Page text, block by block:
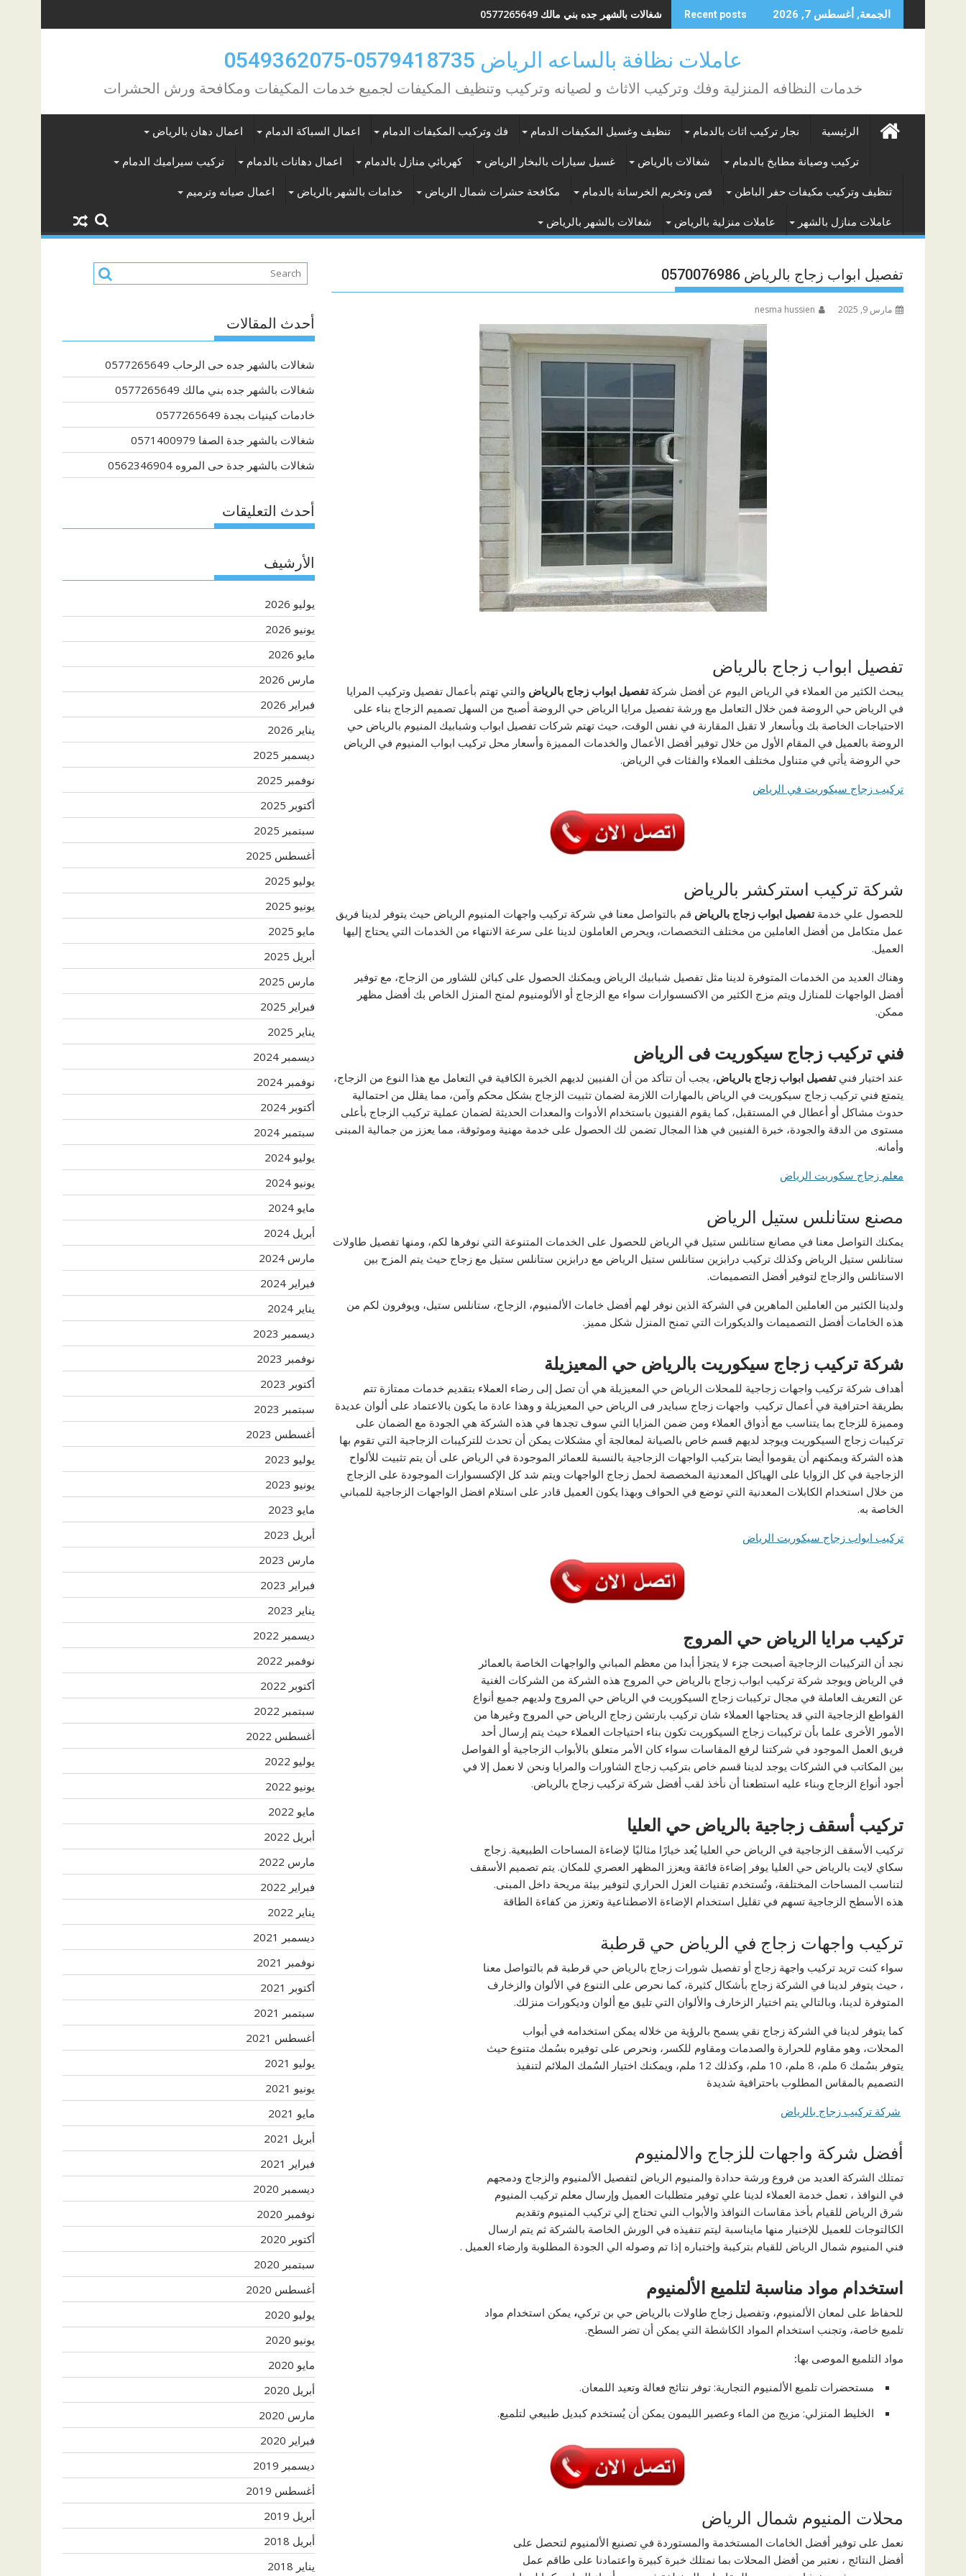
to
الجمعة, أغسطس 7, 2026 Recent posts شغالات بالشهر جده بني مالك 0577265649
عاملات نظافة بالساعه الرياض 0579418735-0549362075
خدمات النظافه المنزلية وفك وتركيب الاثاث و لصيانه وتركيب وتنظيف المكيفات لجميع خدمات المكيفات ومكافحة ورش الحشرات
الرئيسية نجار تركيب اثاث بالدمام تنظيف وغسيل المكيفات الدمام فك وتركيب المكيفات الدمام اعمال السباكة الدمام اعمال دهان بالرياض
تركيب وصيانة مطابخ بالدمام شغالات بالرياض غسيل سيارات بالبخار الرياض كهربائي منازل بالدمام اعمال دهانات بالدمام تركيب سيراميك الدمام
تنظيف وتركيب مكيفات حفر الباطن قص وتخريم الخرسانة بالدمام مكافحة حشرات شمال الرياض خدامات بالشهر بالرياض اعمال صيانه وترميم
عاملات منازل بالشهر عاملات منزلية بالرياض شغالات بالشهر بالرياض
تفصيل ابواب زجاج بالرياض 0570076986
مارس 9, 2025 nesma hussien
تفصيل ابواب زجاج بالرياض
يبحث الكثير من العملاء في الرياض اليوم عن أفضل شركةتفصيل ابواب زجاج بالرياض والتي تهتم بأعمال تفصيل وتركيب المرايا
في الرياض حي الروضة فمن خلال التعامل مع ورشة تفصيل مرايا الرياض حي الروضة أصبح من السهل تصميم الزجاج بناء على
الاحتياجات الخاصة بك وبأسعار لا تقبل المقارنة في نفس الوقت، حيث تهتم شركات تفصيل ابواب وشبابيك المنيوم بالرياض حي
الروضة بالعميل في المقام الأول من خلال توفير أفضل الأعمال والخدمات المميزة وأسعار محل تركيب ابواب المنيوم في الرياض
حي الروضة يأتي في متناول مختلف العملاء والفئات في الرياض.
تركيب زجاج سيكوريت في الرياض
شركة تركيب استركشر بالرياض
للحصول علي خدمة تفصيل ابواب زجاج بالرياض قم بالتواصل معنا في شركة تركيب واجهات المنيوم الرياض حيث يتوفر لدينا فريق
عمل متكامل من أفضل العاملين من مختلف التخصصات، ويحرص العاملون لدينا على سرعة الانتهاء من الخدمات التي يحتاج إليها
العميل.
وهناك العديد من الخدمات المتوفرة لدينا مثل تفصيل شبابيك الرياض ويمكنك الحصول على كبائن للشاور من الزجاج، مع توفير
أفضل الواجهات للمنازل ويتم مزج الكثير من الاكسسوارات سواء مع الزجاج أو الألومنيوم لمنح المنزل الخاص بك أفضل مظهر
ممكن.
فني تركيب زجاج سيكوريت فى الرياض
عند اختيار فنيتفصيل ابواب زجاج بالرياض، يجب أن تتأكد من أن الفنيين لديهم الخبرة الكافية في التعامل مع هذا النوع من الزجاج،
يتمتع فني تركيب زجاج سيكوريت في الرياض بالمهارات اللازمة لضمان تثبيت الزجاج بشكل محكم وآمن، مما يقلل من احتمالية
حدوث مشاكل أو أعطال في المستقبل، كما يقوم الفنيون باستخدام الأدوات والمعدات الحديثة لضمان عملية تركيب الزجاج بأعلى
مستوى من الدقة والجودة، خبرة الفنيين في هذا المجال تضمن لك الحصول على خدمة مهنية وموثوقة، مما يعزز من جمالية المبنى
وأمانه.
معلم زجاج سكوريت الرياض
مصنع ستانلس ستيل الرياض
يمكنك التواصل معنا في مصانع ستانلس ستيل في الرياض للحصول على الخدمات المتنوعة التي نوفرها لكم، ومنها تفصيل طاولات
ستانلس ستيل الرياض وكذلك تركيب درابزين ستانلس ستيل الرياض مع درابزين ستانلس ستيل مع زجاج حيث يتم المزج بين
الاستانلس والزجاج لتوفير أفضل التصميمات.
ولدينا الكثير من العاملين الماهرين في الشركة الذين نوفر لهم أفضل خامات الألمنيوم، الزجاج، ستانلس ستيل، ويوفرون لكم من
هذه الخامات أفضل التصميمات والديكورات التي تمنح المنزل شكل مميز.
شركة تركيب زجاج سيكوريت بالرياض حي المعيزيلة
أهداف شركة تركيب واجهات زجاجية للمحلات الرياض حي المعيزيلة هي أن تصل إلى رضاء العملاء بتقديم خدمات ممتازة تتم
بطريقة احترافية في أعمال تركيب واجهات زجاج سبايدر فى الرياض حي المعيزيلة و وهذا عادة ما يكون بالاعتماد على ألوان عديدة
ومميزة للزجاج بما يتناسب مع أذواق العملاء ومن ضمن المزايا التي سوف تجدها في هذه الشركة هي الجودة مع الضمان على
تركيبات زجاج السيكوريت ويوجد لديهم قسم خاص بالصيانة لمعالجة أي مشكلات يمكن أن تحدث للتركيبات الزجاجية التي تقوم بها
هذه الشركة ويمكنهم أن يقوموا أيضا بتركيب الواجهات الزجاجية بالنسبة للعمائر الموجودة في الرياض على أن يتم تثبيت للألواح
الزجاجية في كل الزوايا على الهياكل المعدنية المخصصة لحمل زجاج الواجهات ويتم شد كل الإكسسوارات الموجودة على الزجاج
من خلال استخدام الكابلات المعدنية التي توضع في الحواف وبهذا يكون العميل قادر على استلام افضل الواجهات الزجاجية للمباني
الخاصة به.
تركيب ابواب زجاج سيكوريت الرياض
تركيب مرايا الرياض حي المروج
نجد أن التركيبات الزجاجية أصبحت جزء لا يتجزأ أبدا من معظم المباني والواجهات الخاصة بالعمائر
في الرياض ويوجد شركة تركيب ابواب زجاج بالرياض حي المروج هذه الشركة من الشركات الغنية
عن التعريف العاملة في مجال تركيبات زجاج السيكوريت في الرياض حي المروج ولديهم جميع أنواع
القواطع الزجاجية التي قد يحتاجها العملاء شان تركيب بارتشن زجاج الرياض حي المروج وغيرها من
الأمور الأخرى علما بأن تركيبات زجاج السيكوريت تكون بناء احتياجات العملاء حيث يتم إرسال أحد
فريق العمل الموجود في شركتنا لرفع المقاسات سواء كان الأمر متعلق بالأبواب الزجاجية أو الفواصل
بين المكاتب في الشركات يوجد لدينا قسم خاص بتركيب زجاج الشاورات والمرايا ونحن لا نعمل إلا في
أجود أنواع الزجاج وبناء عليه استطعنا أن نأخذ لقب أفضل شركة تركيب زجاج بالرياض.
تركيب أسقف زجاجية بالرياض حي العليا
تركيب الأسقف الزجاجية في الرياض حي العليا يُعد خيارًا مثاليًا لإضاءة المساحات الطبيعية. زجاج
سكاي لايت بالرياض حي العليا يوفر إضاءة فائقة ويعزز المظهر العصري للمكان. يتم تصميم الأسقف
لتناسب المساحات المختلفة، وتُستخدم تقنيات العزل الحراري لتوفير بيئة مريحة داخل المبنى.
هذه الأسطح الزجاجية تسهم في تقليل استخدام الإضاءة الاصطناعية وتعزز من كفاءة الطاقة
تركيب واجهات زجاج في الرياض حي قرطبة
سواء كنت تريد تركيب واجهة زجاج أو تفصيل شورات زجاج بالرياض حي قرطبة قم بالتواصل معنا
، حيث يتوفر لدينا في الشركة زجاج بأشكال كثيرة، كما نحرص على التنوع في الألوان والزخارف
المتوفرة لدينا، وبالتالي يتم اختيار الزخارف والألوان التي تليق مع ألوان وديكورات منزلك.
كما يتوفر لدينا في الشركة زجاج نقي يسمح بالرؤية من خلاله يمكن استخدامه في أبواب
المحلات، وهو مقاوم للحرارة والصدمات ومقاوم للكسر، ونحرص على توفيره بسُمك متنوع حيث
يتوفر بسُمك 6 ملم، 8 ملم، 10 ملم، وكذلك 12 ملم، ويمكنك اختيار السُمك الملائم لتنفيذ
التصميم بالمقاس المطلوب باحترافية شديدة
شركة تركيب زجاج بالرياض
أفضل شركة واجهات للزجاج والالمنيوم
تمتلك الشركة العديد من فروع ورشة حدادة والمنيوم الرياض لتفصيل الألمنيوم والزجاج ودمجهم
في النوافذ ، تعمل خدمة العملاء لدينا علي توفير متطلبات العميل وإرسال معلم تركيب المنيوم
شرق الرياض للقيام بأخذ مقاسات النوافذ والأبواب الني تحتاج إلي تركيب المنيوم وتقديم
الكالتوجات للعميل للإخنيار منها مايناسبة ليتم تنفيذه في الورش الخاصة بالشركة ثم يتم ارسال
فني المنيوم شمال الرياض للقيام بتركيبة وإختباره إذا تم وصوله الي الجودة المطلوبة وارضاء العميل .
استخدام مواد مناسبة لتلميع الألمنيوم
للحفاظ على لمعان الألمنيوم، وتفصيل زجاج طاولات بالرياض حي بن تركي، يمكن استخدام مواد
تلميع خاصة، وتجنب استخدام المواد الكاشطة التي يمكن أن تضر السطح.
مواد التلميع الموصى بها:
مستحضرات تلميع الألمنيوم التجارية: توفر نتائج فعالة وتعيد اللمعان.
الخليط المنزلي: مزيج من الماء وعصير الليمون يمكن أن يُستخدم كبديل طبيعي لتلميع.
محلات المنيوم شمال الرياض
نعمل على توفير أفضل الخامات المستخدمة والمستوردة في تصنيع الألمنيوم لتحصل على
أفضل النتائج ، نعتبر من أفضل المحلات بما نمتلك خبرة كبيرة واعتمادنا على طاقم عمل
أحدث المقالات
شغالات بالشهر جده حى الرحاب 0577265649
شغالات بالشهر جده بني مالك 0577265649
خادمات كينيات بجدة 0577265649
شغالات بالشهر جدة الصفا 0571400979
شغالات بالشهر جدة حى المروه 0562346904
أحدث التعليقات
الأرشيف
يوليو 2026
يونيو 2026
مايو 2026
مارس 2026
فبراير 2026
يناير 2026
ديسمبر 2025
نوفمبر 2025
أكتوبر 2025
سبتمبر 2025
أغسطس 2025
يوليو 2025
يونيو 2025
مايو 2025
أبريل 2025
مارس 2025
فبراير 2025
يناير 2025
ديسمبر 2024
نوفمبر 2024
أكتوبر 2024
سبتمبر 2024
يوليو 2024
يونيو 2024
مايو 2024
أبريل 2024
مارس 2024
فبراير 2024
يناير 2024
ديسمبر 2023
نوفمبر 2023
أكتوبر 2023
سبتمبر 2023
أغسطس 2023
يوليو 2023
يونيو 2023
مايو 2023
أبريل 2023
مارس 2023
فبراير 2023
يناير 2023
ديسمبر 2022
نوفمبر 2022
أكتوبر 2022
سبتمبر 2022
أغسطس 2022
يوليو 2022
يونيو 2022
مايو 2022
أبريل 2022
مارس 2022
فبراير 2022
يناير 2022
ديسمبر 2021
نوفمبر 2021
أكتوبر 2021
سبتمبر 2021
أغسطس 2021
يوليو 2021
يونيو 2021
مايو 2021
أبريل 2021
فبراير 2021
ديسمبر 2020
نوفمبر 2020
أكتوبر 2020
سبتمبر 2020
أغسطس 2020
يوليو 2020
يونيو 2020
مايو 2020
أبريل 2020
مارس 2020
فبراير 2020
ديسمبر 2019
أغسطس 2019
أبريل 2019
أبريل 2018
يناير 2018